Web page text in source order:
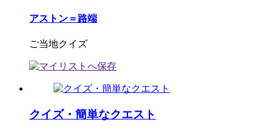
アストン＝路端
ご当地クイズ
クイズ・簡単なクエスト